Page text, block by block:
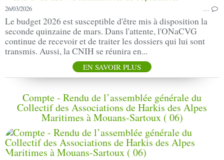
26/03/2026 …
Le budget 2026 est susceptible d'être mis à disposition la
seconde quinzaine de mars. Dans l'attente, l'ONaCVG
continue de recevoir et de traiter les dossiers qui lui sont
transmis. Aussi, la CNIH se réunira en...
EN SAVOIR PLUS
Compte - Rendu de l’assemblée générale du
Collectif des Associations de Harkis des Alpes
Maritimes à Mouans-Sartoux ( 06)